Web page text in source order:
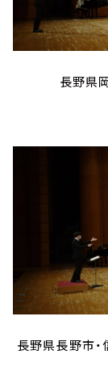
長野県
長野県長野市